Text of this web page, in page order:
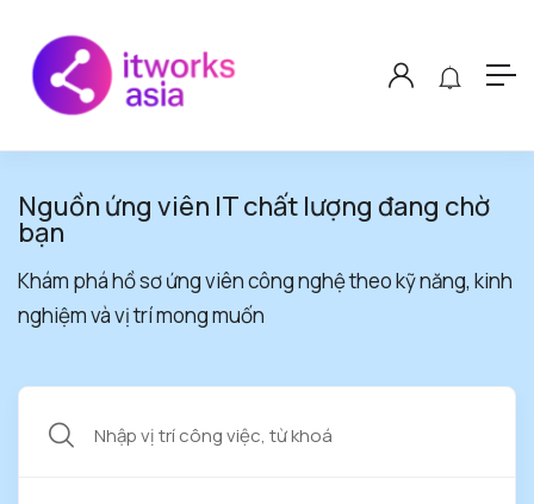
Nguồn ứng viên IT chất lượng đang chờ
bạn
Khám phá hồ sơ ứng viên công nghệ theo kỹ năng, kinh
nghiệm và vị trí mong muốn